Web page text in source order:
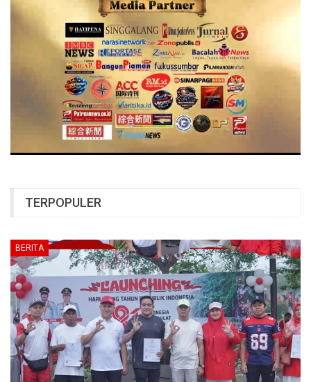
TERPOPULER
BERITA